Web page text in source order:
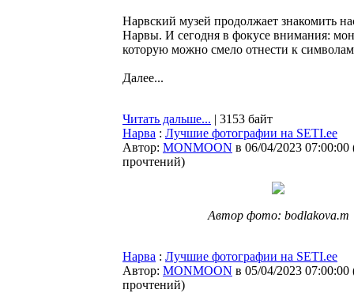
Нарвский музей продолжает знакомить
Нарвы. И сегодня в фокусе внимания:
которую можно смело отнести к
Далее...
Читать дальше... | 3153 байт
Нарва : Лучшие фотографии на SETI.ee
Автор: MONMOON в 06/04/2023 07:00:00
прочтений)
Автор фото: bodlakova.m
Нарва : Лучшие фотографии на SETI.ee
Автор: MONMOON в 05/04/2023 07:00:00
прочтений)